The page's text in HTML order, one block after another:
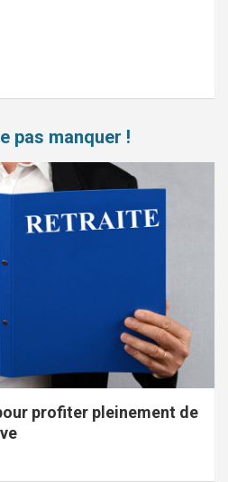
pas manquer !
profiter pleinement de